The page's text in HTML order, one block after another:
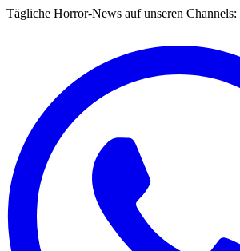
Tägliche Horror-News auf unseren Channels: